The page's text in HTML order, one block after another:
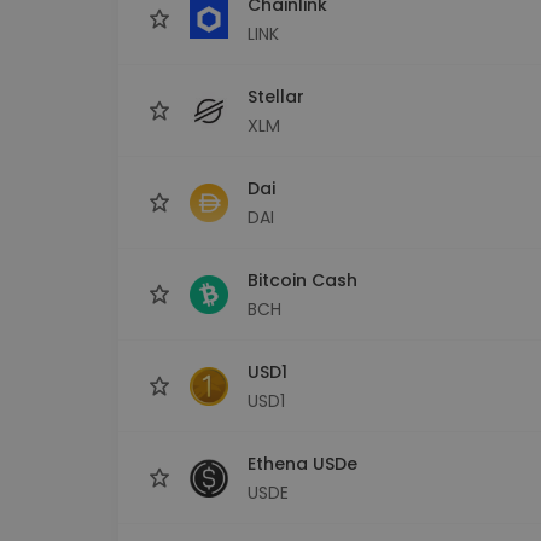
LINK
Stellar
XLM
Dai
DAI
Bitcoin Cash
BCH
USD1
USD1
Ethena USDe
USDE